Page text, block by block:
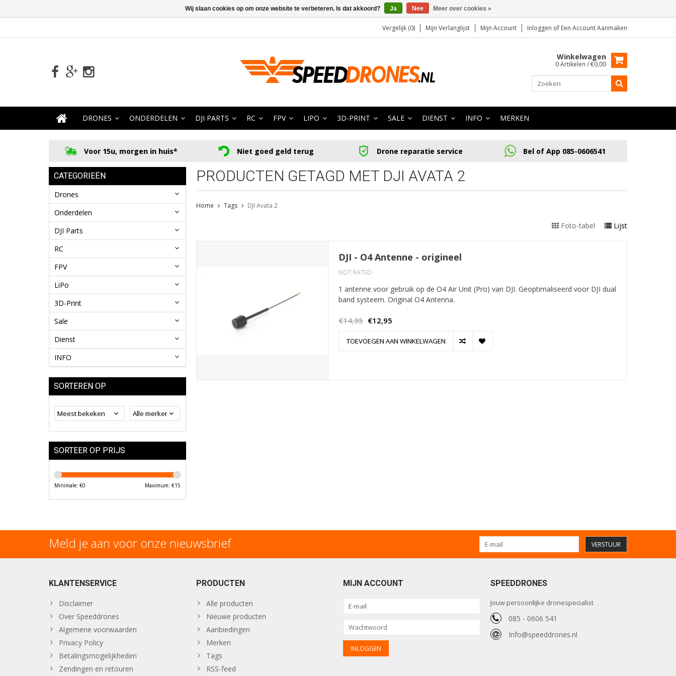
Vergelijk (0) Mijn Verlanglijst Mijn Account Inloggen of Een Account Aanmaken
Winkelwagen
0 Artikelen / €0,00
DRONES ONDERDELEN DJI PARTS RC FPV LIPO 3D-PRINT SALE DIENST INFO MERKEN
Voor 15u, morgen in huis* Niet goed geld terug Drone reparatie service Bel of App 085-0606541
CATEGORIEËN
Drones
Onderdelen
DJI Parts
RC
FPV
LiPo
3D-Print
Sale
Dienst
INFO
SORTEREN OP
SORTEER OP PRIJS
Minimale: €0 Maximum: €15
PRODUCTEN GETAGD MET DJI AVATA 2
Home Tags DJI Avata 2
Foto-tabel Lijst
DJI - O4 Antenne - origineel
NOT RATED
1 antenne voor gebruik op de O4 Air Unit (Pro) van DJI. Geoptimaliseerd voor DJI dual
band systeem. Original O4 Antenna.
€14,95 €12,95
TOEVOEGEN AAN WINKELWAGEN
Meld je aan voor onze nieuwsbrief VERSTUUR
KLANTENSERVICE
Disclaimer
Over Speeddrones
Algemene voorwaarden
Privacy Policy
Betalingsmogelijkheden
Zendingen en retouren
PRODUCTEN
Alle producten
Nieuwe producten
Aanbiedingen
Merken
Tags
RSS-feed
MIJN ACCOUNT SPEEDDRONES
Jouw persoonlijke dronespecialist
085 - 0606 541
Info@speeddrones.nl
Wij slaan cookies op om onze website te verbeteren. Is dat akkoord? Ja Nee Meer over cookies »